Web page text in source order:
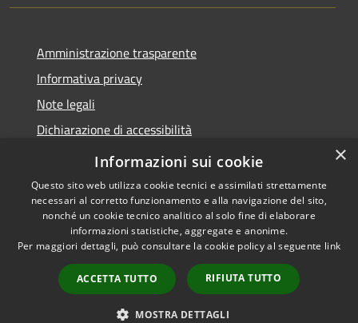
Amministrazione trasparente
Informativa privacy
Note legali
Dichiarazione di accessibilità
Obiettivi accessibilità
Accessibilità
Copyright © 2026 • Comune di
Chiari • Powered by
Municipium•
Accesso
redazione
×
Informazioni sui cookie
Questo sito web utilizza cookie tecnici e assimilati strettamente
necessari al corretto funzionamento e alla navigazione del sito,
nonché un cookie tecnico analitico al solo fine di elaborare
informazioni statistiche, aggregate e anonime.
Per maggiori dettagli, può consultare la cookie policy al seguente link
ACCETTA TUTTO RIFIUTA TUTTO
MOSTRA DETTAGLI